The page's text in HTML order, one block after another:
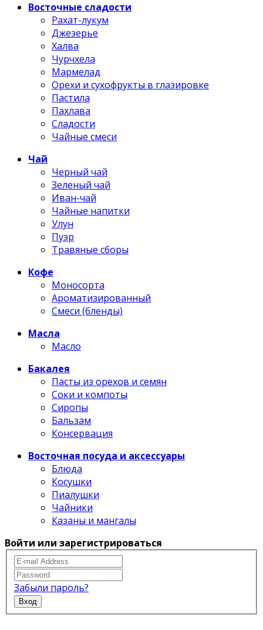
Восточные сладости
Рахат-лукум
Джезерье
Халва
Чурчхела
Мармелад
Орехи и сухофрукты в глазировке
Пастила
Пахлава
Сладости
Чайные смеси
Чай
Черный чай
Зеленый чай
Иван-чай
Чайные напитки
Улун
Пуэр
Травяные сборы
Кофе
Моносорта
Ароматизированный
Смеси (бленды)
Масла
Масло
Бакалея
Пасты из орехов и семян
Соки и компоты
Сиропы
Бальзам
Консервация
Восточная посуда и аксессуары
Блюда
Косушки
Пиалушки
Чайники
Казаны и мангалы
Войти или зарегистрироваться
Забыли пароль?
Вход